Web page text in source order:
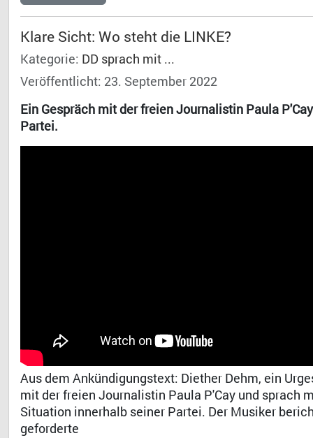
Klare Sicht: Wo steht die LINKE?
Kategorie: DD sprach mit ...
Veröffentlicht: 23. September 2022
Ein Gespräch mit der freien Journalistin Paula
Partei.
Aus dem Ankündigungstext: Diether Dehm, ein
mit der freien Journalistin Paula P'Cay und sprach
Situation innerhalb seiner Partei. Der Musiker
geforderte